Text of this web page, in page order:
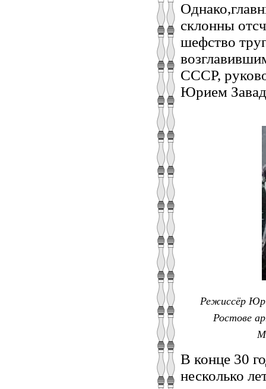
склонны
шефство
СССР,
Юрием
Режиссёр
Ростове
В конце 30
несколько